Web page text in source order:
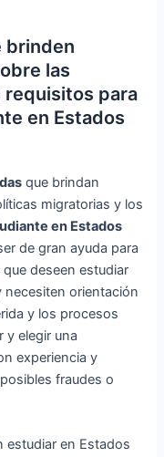
brinden
las
para
en Estados
que brindan
migratorias y los
en Estados
de gran ayuda para
deseen estudiar
necesiten orientación
y los procesos
y elegir una
experiencia y
fraudes o
estudiar en Estados